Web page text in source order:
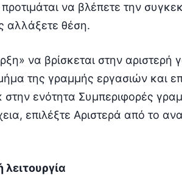
να βλέπετε την
αλλάξετε θέση.
να βρίσκεται στην
της γραμμής εργασιών και
ενότητα Συμπεριφορές
επιλέξτε Αριστερά από το
λειτουργία